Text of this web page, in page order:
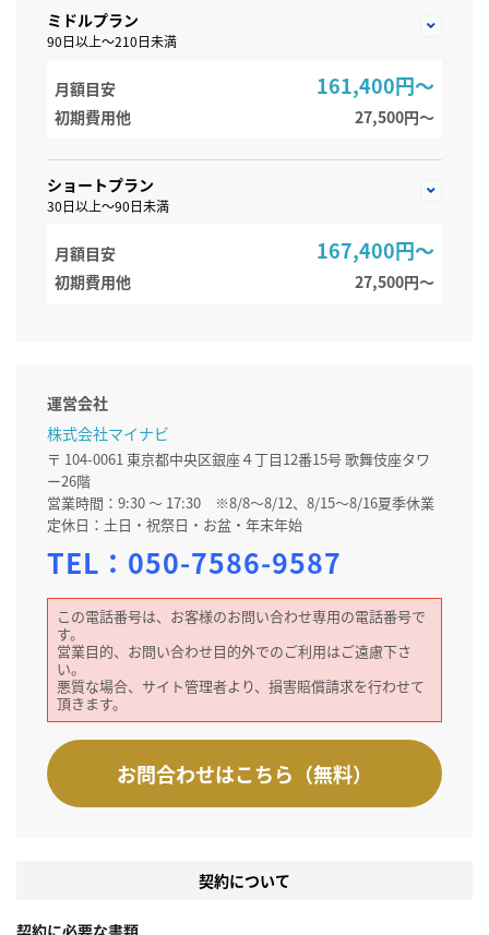
ミドルプラン
90日以上～210日未満
月額目安 161,400円～
初期費用他 27,500円〜
ショートプラン
30日以上～90日未満
月額目安 167,400円～
初期費用他 27,500円〜
運営会社
株式会社マイナビ
〒 104-0061 東京都中央区銀座４丁目12番15号 歌舞伎座タワ
ー26階
営業時間：9:30 ～ 17:30 ※8/8～8/12、8/15～8/16夏季休業
定休日：土日・祝祭日・お盆・年末年始
TEL： 050-7586-9587
この電話番号は、お客様のお問い合わせ専用の電話番号で
す。
営業目的、お問い合わせ目的外でのご利用はご遠慮下さ
い。
悪質な場合、サイト管理者より、損害賠償請求を行わせて
頂きます。
お問合わせはこちら（無料）
契約について